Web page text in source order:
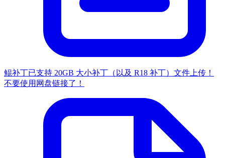
鲲补丁已支持 20GB 大小补丁（以及 R18 补丁）文件上传！
不要使用网盘链接了！